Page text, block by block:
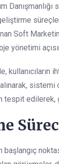
Soft
yönetimi
kullanıcıların
sistemi
tespit edilerek,